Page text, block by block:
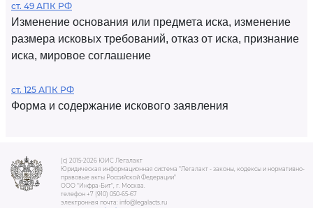
ст. 49 АПК РФ
Изменение основания или предмета иска, изменение
размера исковых требований, отказ от иска, признание
иска, мировое соглашение
ст. 125 АПК РФ
Форма и содержание искового заявления
(c) 2015-2026 ЮИС Легалакт
Юридическая информационная система "Легалакт - законы, кодексы и нормативно-
правовые акты Российской Федерации"
ООО "Инфра-Бит", г. Москва.
телефон +7 (910) 050-65-67
электронная почта: info@legalacts.ru